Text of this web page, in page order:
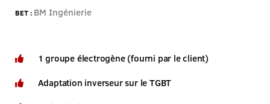
BET : BM Ingénierie
1 groupe électrogène (fourni par le client)
Adaptation inverseur sur le TGBT